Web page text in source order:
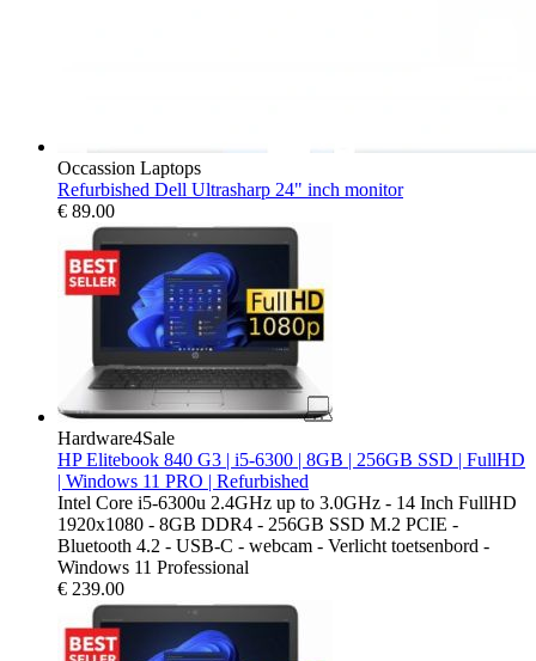
Occassion Laptops
Refurbished Dell Ultrasharp 24" inch monitor
€ 89.00
Hardware4Sale
HP Elitebook 840 G3 | i5-6300 | 8GB | 256GB SSD | FullHD
| Windows 11 PRO | Refurbished
Intel Core i5-6300u 2.4GHz up to 3.0GHz - 14 Inch FullHD
1920x1080 - 8GB DDR4 - 256GB SSD M.2 PCIE -
Bluetooth 4.2 - USB-C - webcam - Verlicht toetsenbord -
Windows 11 Professional
€ 239.00